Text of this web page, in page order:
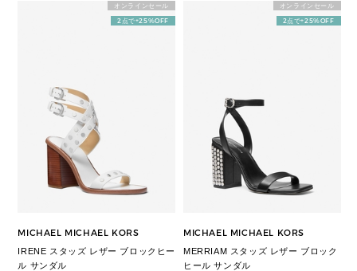
オンラインセール
2点で+25%OFF
MICHAEL MICHAEL KORS
IRENE スタッズ レザー ブロックヒー
ル サンダル
オンラインセール
2点で+25%OFF
MICHAEL MICHAEL KORS
MERRIAM スタッズ レザー ブロック
ヒール サンダル